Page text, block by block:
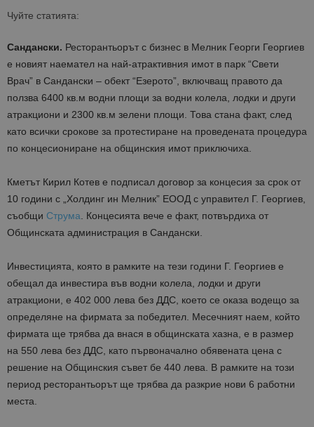
Чуйте статията:
Сандански. Ресторантьорът с бизнес в Мелник Георги Георгиев
е новият наемател на най-атрактивния имот в парк “Свети
Врач” в Сандански – обект “Езерото”, включващ правото да
ползва 6400 кв.м водни площи за водни колела, лодки и други
атракциони и 2300 кв.м зелени площи. Това стана факт, след
като всички срокове за протестиране на проведената процедура
по концесиониране на общинския имот приключиха.
Кметът Кирил Котев е подписал договор за концесия за срок от
10 години с „Холдинг ин Мелник” ЕООД с управител Г. Георгиев,
съобщи Струма. Концесията вече е факт, потвърдиха от
Общинската администрация в Сандански.
Инвестицията, която в рамките на тези години Г. Георгиев е
обещал да инвестира във водни колела, лодки и други
атракциони, е 402 000 лева без ДДС, което се оказа водещо за
определяне на фирмата за победител. Месечният наем, който
фирмата ще трябва да внася в общинската хазна, е в размер
на 550 лева без ДДС, като първоначално обявената цена с
решение на Общинския съвет бе 440 лева. В рамките на този
период ресторантьорът ще трябва да разкрие нови 6 работни
места.